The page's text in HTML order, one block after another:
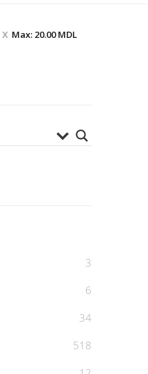
la
Max: 20.00MDL
3
6
34
518